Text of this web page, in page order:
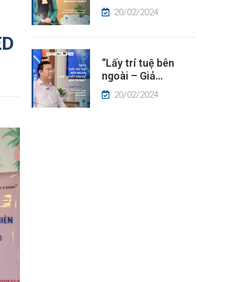
20/02/2024
“Lấy trí tuệ bên
ngoài – Giả…
20/02/2024